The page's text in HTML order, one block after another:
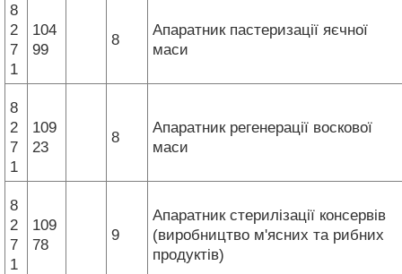
8
2
7
1
104
99
8
Апаратник пастеризації яєчної
маси
8
2
7
1
109
23
8
Апаратник регенерації воскової
маси
8
2
7
1
109
78
9
Апаратник стерилізації консервів
(виробництво м'ясних та рибних
продуктів)